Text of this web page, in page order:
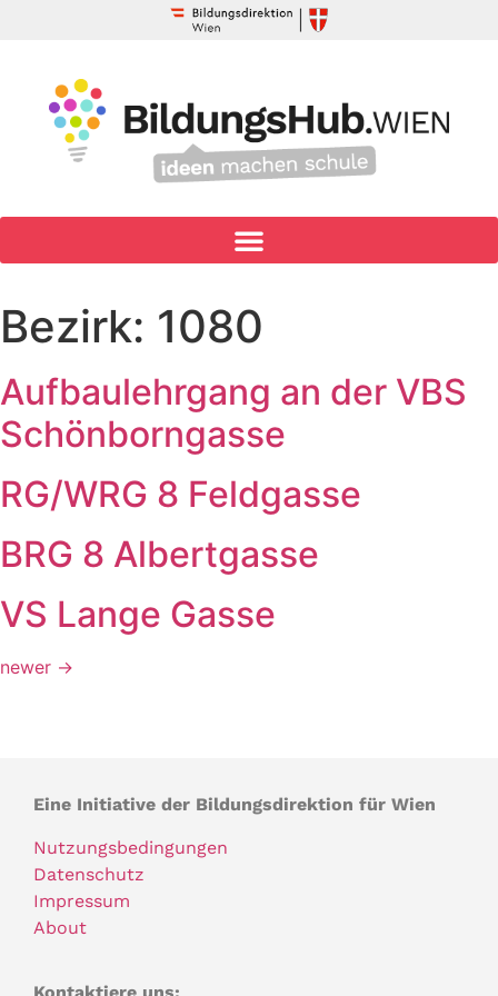
Bezirk: 1080
Aufbaulehrgang an der VBS
Schönborngasse
RG/WRG 8 Feldgasse
BRG 8 Albertgasse
VS Lange Gasse
newer →
Eine Initiative der Bildungsdirektion für Wien
Nutzungsbedingungen
Datenschutz
Impressum
About